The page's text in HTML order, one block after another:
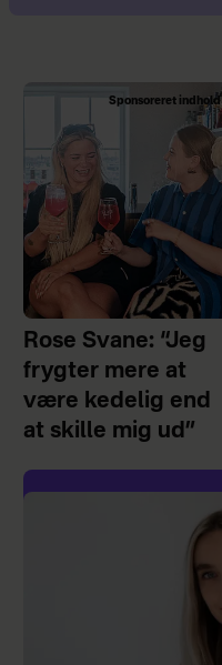
Sponsoreret indhold
Rose Svane: “Jeg
frygter mere at
være kedelig end
at skille mig ud”